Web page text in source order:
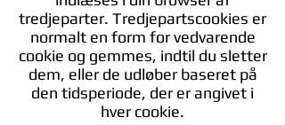
tredjeparter. Tredjepartscookies er
normalt en form for vedvarende
cookie og gemmes, indtil du sletter
dem, eller de udløber baseret på
den tidsperiode, der er angivet i
hver cookie.